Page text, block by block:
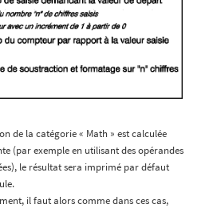
de la catégorie « Math » est calculée
(par exemple en utilisant des opérandes
le résultat sera imprimé par défaut
il faut alors comme dans ces cas,